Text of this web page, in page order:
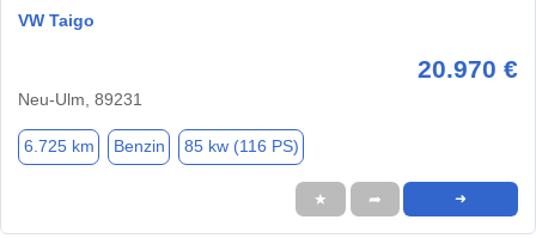
VW Taigo
20.970 €
Neu-Ulm, 89231
6.725 km Benzin 85 kw (116 PS)
★ ➦ ➜